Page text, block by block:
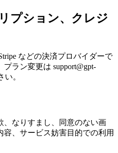
プション、クレジ
などの決済プロバイダーで
プラン変更は support@gpt-
い。
、なりすまし、同意のない画
、サービス妨害目的での利用